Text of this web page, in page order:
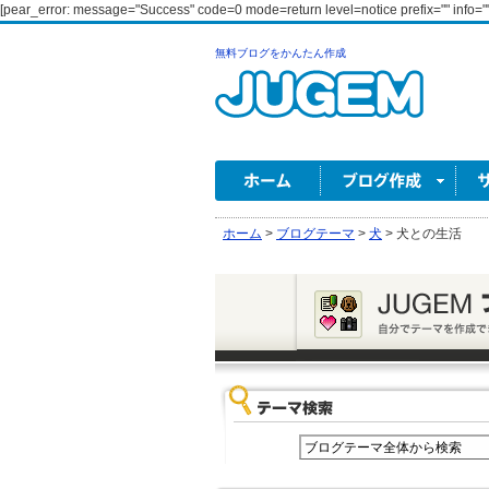
[pear_error: message="Success" code=0 mode=return level=notice prefix=""
無料ブログをかんたん作成
ホーム > ブログテーマ > 犬 > 犬との生活